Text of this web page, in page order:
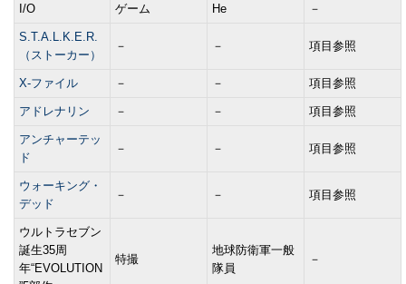
I/O ゲーム He －
S.T.A.L.K.E.R.
（ストーカー）
－ － 項目参照
X-ファイル － － 項目参照
アドレナリン － － 項目参照
アンチャーテッ
ド
－ － 項目参照
ウォーキング・
デッド
－ － 項目参照
ウルトラセブン
誕生35周
年“EVOLUTION
特撮
地球防衛軍一般
隊員
－